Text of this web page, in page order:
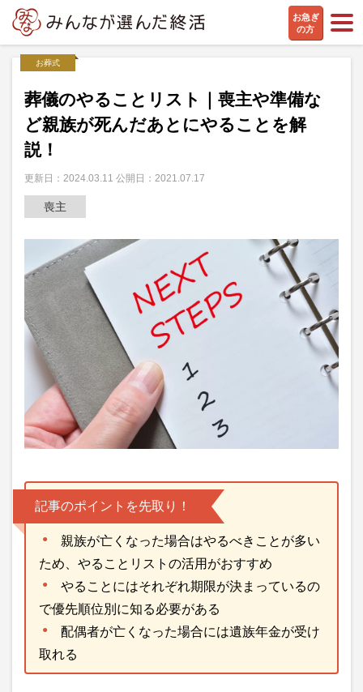
お急ぎ
の方
お葬式
葬儀のやることリスト｜喪主や準備な
ど親族が死んだあとにやることを解
説！
更新日：2024.03.11 公開日：2021.07.17
喪主
記事のポイントを先取り！
親族が亡くなった場合はやるべきことが多い
ため、やることリストの活用がおすすめ
やることにはそれぞれ期限が決まっているの
で優先順位別に知る必要がある
配偶者が亡くなった場合には遺族年金が受け
取れる